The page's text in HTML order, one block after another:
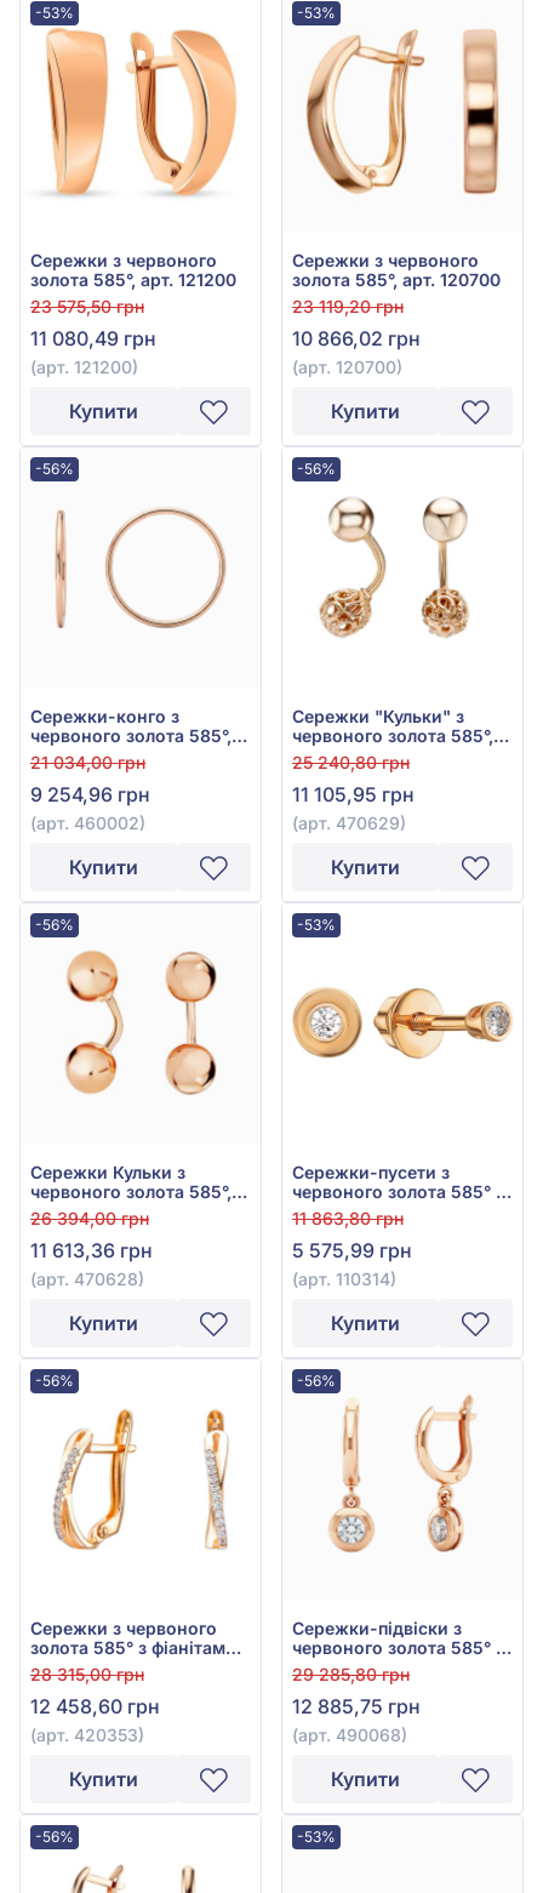
-53%
Сережки з червоного
золота 585°, арт. 121200
23 575,50 грн
11 080,49 грн
(арт. 121200)
Купити
-53%
Сережки з червоного
золота 585°, арт. 120700
23 119,20 грн
10 866,02 грн
(арт. 120700)
Купити
-56%
Сережки-конго з
червоного золота 585°,
арт. 460002
21 034,00 грн
9 254,96 грн
(арт. 460002)
Купити
-56%
Сережки "Кульки" з
червоного золота 585°,
арт. 470629
25 240,80 грн
11 105,95 грн
(арт. 470629)
Купити
-56%
Сережки Кульки з
червоного золота 585°,
арт. 470628
26 394,00 грн
11 613,36 грн
(арт. 470628)
Купити
-53%
Сережки-пусети з
червоного золота 585° з
фіанітом/куб.цирконієм,
арт. 110314
11 863,80 грн
5 575,99 грн
(арт. 110314)
Купити
-56%
Сережки з червоного
золота 585° з фіанітами,
арт. 420353
28 315,00 грн
12 458,60 грн
(арт. 420353)
Купити
-56%
Сережки-підвіски з
червоного золота 585° з
фіанітом/куб.цирконієм,
арт. 490068
29 285,80 грн
12 885,75 грн
(арт. 490068)
Купити
-56% -53%